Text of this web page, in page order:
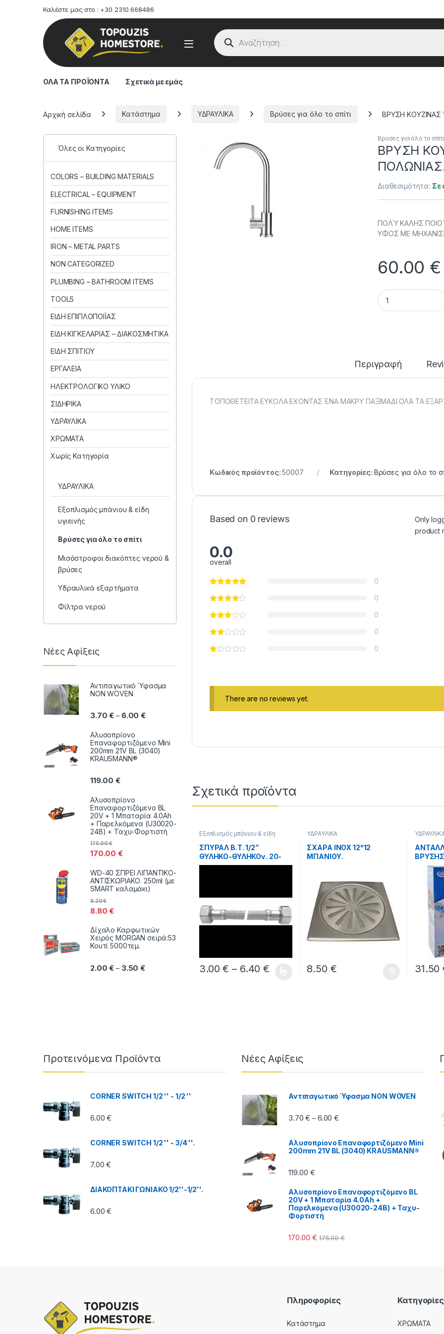
Καλέστε μας στο : +30 2310 668486
Products search
ΟΛΑ ΤΑ ΠΡΟΪΟΝΤΑ Σχετικά με εμάς
Αρχική σελίδα Κατάστημα ΥΔΡΑΥΛΙΚΑ Βρύσες για όλο το σπίτι ΒΡΥΣΗ ΚΟΥΖΙΝΑΣ
Βρύσες για όλο το σπίτι
ΒΡΥΣΗ
Διαθεσιμότητα: Σε
ΠΟΛΎ ΚΑΛΗΣ
ΥΦΟΣ ΜΕ
60.00 €
ΒΡΥΣΗ ΚΟΥΖΙΝΑΣ
Περιγραφή
ΤΟΠΟΘΕΤΕΙΤΑ ΕΥΚΟΛΑ ΕΧΟΝΤΑΣ ΈΝΑ ΜΑΚΡΥ ΠΑΞΙΜΑΔΙ.ΟΛΑ ΤΑ
Κωδικός προϊόντος:50007 Κατηγορίες: Βρύσες για όλο το
Based on 0 reviews
0.0
overall
0
0
0
0
0
Only
product
There are no reviews yet.
Σχετικά προϊόντα
Εξοπλισμός μπάνιου & είδη
, ΥΔΡΑΥΛΙΚΑ
Υδραυλικά
εξαρτήματα
ΣΠΥΡΑΛ Β.Τ. 1/2”
ΘΥΛΗΚΟ-ΘΥΛΗΚΟν. 20-
30-40-50-60-80-100cm
3.00€ – 6.40€Price range: 3.00 € through 6.40 €
ΥΔΡΑΥΛΙΚΑ
ΣΧΑΡΑ ΙΝΟΧ 12*12
ΜΠΑΝΙΟΥ.
8.50 €
ΒΡΥΣΗΣ
τεμ.
31.50
Όλες οι Κατηγορίες
COLORS – BUILDING MATERIALS
ELECTRICAL – EQUIPMENT
FURNISHING ITEMS
HOME ITEMS
IRON – METAL PARTS
NON CATEGORIZED
PLUMBING – BATHROOM ITEMS
TOOLS
ΕΙΔΗ ΕΠΙΠΛΟΠΟΙΪΑΣ
ΕΙΔΗ ΚΙΓΚΕΛΑΡΙΑΣ – ΔΙΑΚΟΣΜΗΤΙΚΑ
ΕΙΔΗ ΣΠΙΤΙΟΥ
ΕΡΓΑΛΕΙΑ
ΗΛΕΚΤΡΟΛΟΓΙΚΟ ΥΛΙΚΟ
ΣΙΔΗΡΙΚΑ
ΥΔΡΑΥΛΙΚΑ
ΧΡΩΜΑΤΑ
Χωρίς Κατηγορία
ΥΔΡΑΥΛΙΚΑ
Εξοπλισμός μπάνιου & είδη
υγιεινής
Βρύσες για όλο το σπίτι
Μισόστροφοι διακόπτες νερού &
βρύσες
Υδραυλικά εξαρτήματα
Φίλτρα νερού
Νέες Αφίξεις
Αντιπαγωτικό Ύφασμα
NON WOVEN
3.70€ – 6.00€Price range: 3.70 € through 6.00 €
Αλυσοπρίονο
Επαναφορτιζόμενο Mini
200mm 21V BL (3040)
KRAUSMANN®
119.00€
Αλυσοπρίονο
Επαναφορτιζόμενο BL
20V + 1 Μπαταρία 4.0Ah
+ Παρελκόμενα (U30020-
24B) + Ταχυ-Φορτιστή
170.00€
175.00€
WD-40 ΣΠΡΕΙ ΛΙΠΑΝΤΙΚΟ-
ΑΝΤΙΣΚΩΡΙΑΚΟ. 250ml (με
SMART καλαμάκι)
8.80€
9.20€
Δίχαλο Καρφωτικών
Χειρός MORGAN σειρά:53
Κουτί 5000τεμ.
2.00€ – 3.50€Price range: 2.00 € through 3.50 €
Brands Carousel
Προτεινόμενα Προϊόντα
CORNER SWITCH 1/2 '' - 1/2 ''
6.00€
CORNER SWITCH 1/2 '' - 3/4 ''.
7.00€
ΔΙΑΚΟΠΤΑΚΙ ΓΩΝΙΑΚΟ 1/2''-1/2''.
6.00€
Νέες Αφίξεις
Αντιπαγωτικό Ύφασμα NON WOVEN
3.70€ – 6.00€ Price range: 3.70 € through
Αλυσοπρίονο Επαναφορτιζόμενο Mini
200mm 21V BL (3040) KRAUSMANN®
119.00€
Αλυσοπρίονο Επαναφορτιζόμενο BL
20V + 1 Μπαταρία 4.0Ah +
Παρελκόμενα (U30020-24B) + Ταχυ-
Φορτιστή
170.00€ 175.00€
Πληροφορίες
Κατάστημα
Κατηγορίες
ΧΡΩΜΑΤΑ